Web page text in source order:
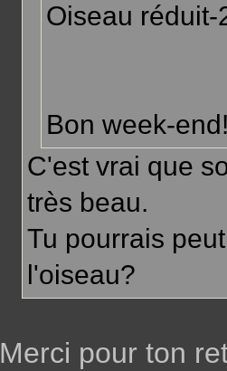
Oiseau réduit-
Bon week-
C'est vrai que
très beau.
Tu pourrais
l'oiseau?
Merci pour ton